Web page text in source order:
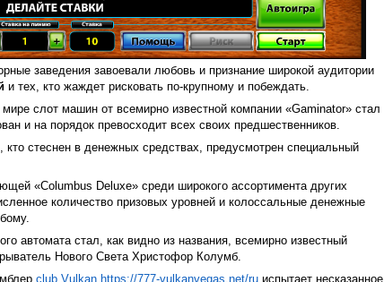
заведения завоевали любовь и признание широкой аудитории
и тех, кто жаждет рисковать по-крупному и побеждать.
слот машин от всемирно известной компании «Gaminator» стал
и на порядок превосходит всех своих предшественников.
стеснен в денежных средствах, предусмотрен специальный
«Columbus Deluxe» среди широкого ассортимента других
количество призовых уровней и колоссальные денежные
автомата стал, как видно из названия, всемирно известный
Нового Света Христофор Колумб.
club Vulkan https://777-vulkanvegas.net/ru испытает несказанное